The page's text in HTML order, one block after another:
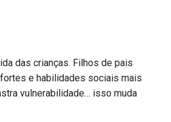
das crianças. Filhos de pais
e habilidades sociais mais
vulnerabilidade… isso muda